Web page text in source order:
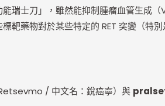
士刀」，雖然能抑制腫瘤血管生成（
靶藥物對於某些特定的 RET 突變（特別
/ 中文名：銳癌寧）與